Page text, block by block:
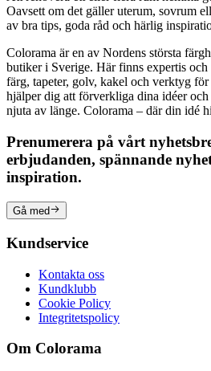
Oavsett om det gäller uterum, sovrum
av bra tips, goda råd och härlig
Colorama är en av Nordens största
butiker i Sverige. Här finns expertis
färg, tapeter, golv, kakel och verktyg
hjälper dig att förverkliga dina idéer och
njuta av länge. Colorama – där din idé
Prenumerera på vårt
erbjudanden, spännande
inspiration.
Gå med
Kundservice
Kontakta oss
Kundklubb
Cookie Policy
Integritetspolicy
Om Colorama